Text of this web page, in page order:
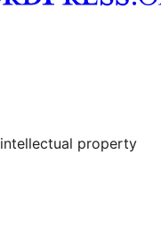
besuchen besuchen
property